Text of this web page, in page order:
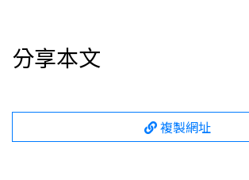
分享本文
複製網址